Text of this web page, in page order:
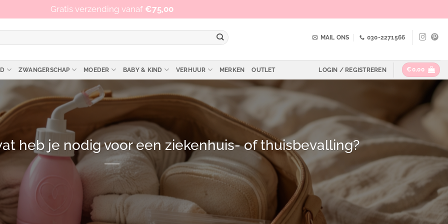
Op werkdagen vóór 15:00 besteld, zelfde dag verzonden!
MAIL ONS 030-2271566
ZWANGERSCHAP MOEDER BABY & KIND VERHUUR MERKEN OUTLET LOGIN / REGISTREREN €0,00
heb je nodig voor een ziekenhuis- of thuisbevalling?
Gratis verzending vanaf €75,00